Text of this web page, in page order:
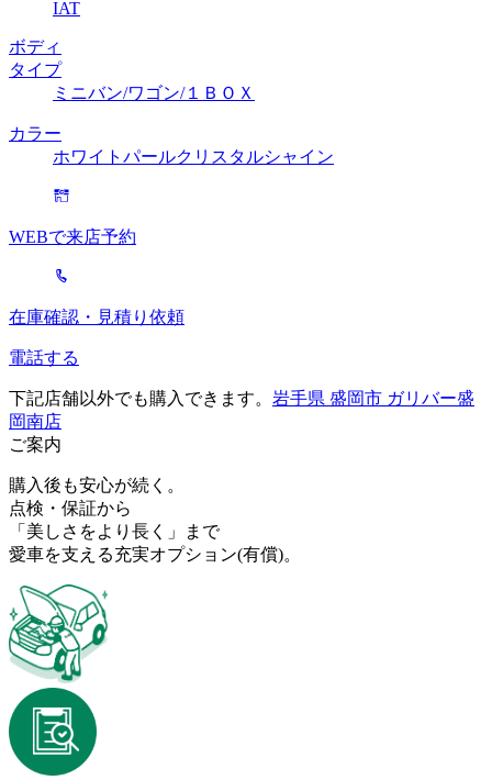
IAT
ボディ
タイプ
ミニバン/ワゴン/１ＢＯＸ
カラー
ホワイトパールクリスタルシャイン
WEBで来店予約
在庫確認・見積り依頼
電話する
下記店舗以外でも購入できます。 岩手県 盛岡市 ガリバー盛
岡南店
ご案内
購入後も安心が続く。
点検・保証から
「美しさをより長く」まで
愛車を支える充実オプション(有償)。